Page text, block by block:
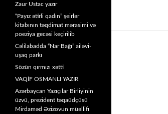
Zaur Ustac yazır
“Payız ətirli qadın” şeirlər
kitabının təqdimat mərasimi və
poeziya gecəsi keçirilib
Cəlilabadda “Nar Bağı” ailəvi-
uşaq parkı
Sözün qırmızı xətti
VAQİF OSMANLI YAZIR
Azərbaycan Yazıçılar Birliyinin
üzvü, prezident təqaüdçüsü
Mirdaməd Əzizovun müəllifi